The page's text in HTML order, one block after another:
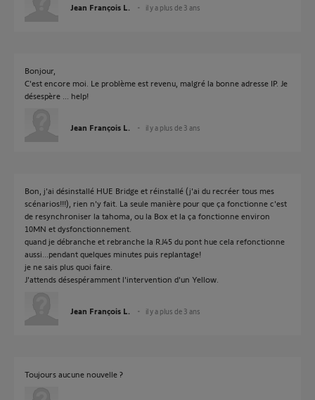
Jean François L. il y a plus de 3 ans
Bonjour,
C'est encore moi. Le problème est revenu, malgré la bonne adresse IP. Je
désespère ... help!
Jean François L. il y a plus de 3 ans
Bon, j'ai désinstallé HUE Bridge et réinstallé (j'ai du recréer tous mes
scénarios!!!), rien n'y fait. La seule manière pour que ça fonctionne c'est
de resynchroniser la tahoma, ou la Box et la ça fonctionne environ
10MN et dysfonctionnement.
quand je débranche et rebranche la RJ45 du pont hue cela refonctionne
aussi...pendant quelques minutes puis replantage!
je ne sais plus quoi faire.
J'attends désespéramment l'intervention d'un Yellow.
Jean François L. il y a plus de 3 ans
Toujours aucune nouvelle ?